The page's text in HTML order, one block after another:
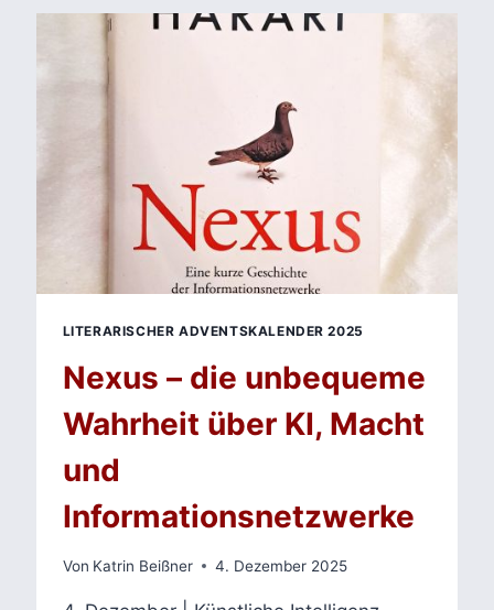
GEFÄHRLICHE
SKANDALÖSESTE
JAHRHUNDERTS
LITERARISCHER ADVENTSKALENDER 2025
Nexus – die unbequeme
Wahrheit über KI, Macht
und
Informationsnetzwerke
Von Katrin Beißner 4. Dezember 2025